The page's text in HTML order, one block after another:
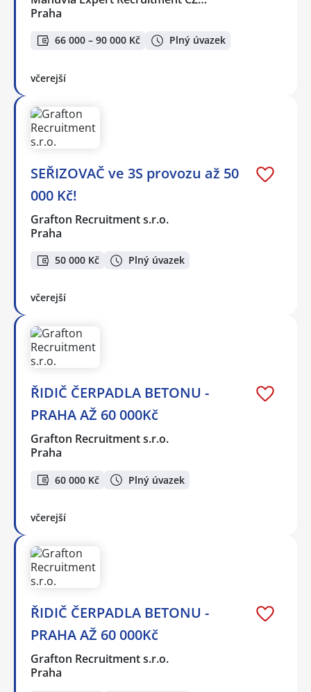
Praha
66 000 – 90 000 Kč Plný úvazek
včerejší
SEŘIZOVAČ ve 3S provozu až 50
000 Kč!
Grafton Recruitment s.r.o.
Praha
50 000 Kč Plný úvazek
včerejší
ŘIDIČ ČERPADLA BETONU -
PRAHA AŽ 60 000Kč
Grafton Recruitment s.r.o.
Praha
60 000 Kč Plný úvazek
včerejší
ŘIDIČ ČERPADLA BETONU -
PRAHA AŽ 60 000Kč
Grafton Recruitment s.r.o.
Praha